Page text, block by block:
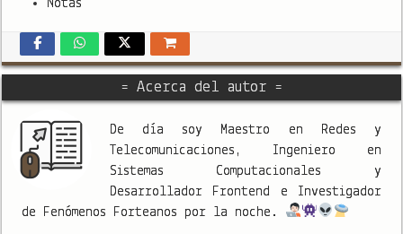
Notas
= Acerca del autor =
De día soy Maestro en Redes y
Telecomunicaciones, Ingeniero en
Sistemas Computacionales y
Desarrollador Frontend e Investigador
de Fenómenos Forteanos por la noche.